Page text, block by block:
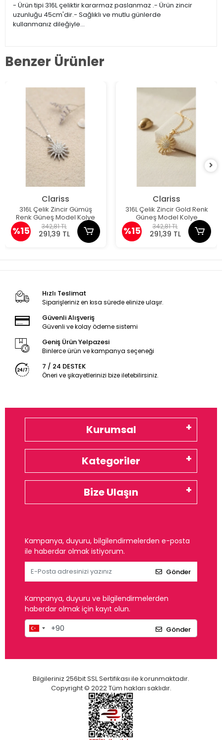
- Ürün tipi 316L çeliktir kararmaz paslanmaz .- Ürün zincir
uzunluğu 45cm'dir.- Sağlıklı ve mutlu günlerde
kullanmanız dileğiyle…
Benzer Ürünler
Clariss
316L Çelik Zincir Gümüş
Renk Güneş Model Kolye
%15 342,81 TL
291,39 TL
Clariss
316L Çelik Zincir Gold Renk
Güneş Model Kolye
%15 342,81 TL
291,39 TL
Hızlı Teslimat
Siparişleriniz en kısa sürede elinize ulaşır.
Güvenli Alışveriş
Güvenli ve kolay ödeme sistemi
Geniş Ürün Yelpazesi
Binlerce ürün ve kampanya seçeneği
7 / 24 DESTEK
Öneri ve şikayetlerinizi bize iletebilirsiniz.
Kurumsal
Kategoriler
Bize Ulaşın
Kampanya, duyuru, bilgilendirmelerden e-posta
ile haberdar olmak istiyorum.
Gönder
Kampanya, duyuru ve bilgilendirmelerden
haberdar olmak için kayıt olun.
Gönder
Bilgileriniz 256bit SSL Sertifikası ile korunmaktadır.
Copyright © 2022 Tüm hakları saklıdır.